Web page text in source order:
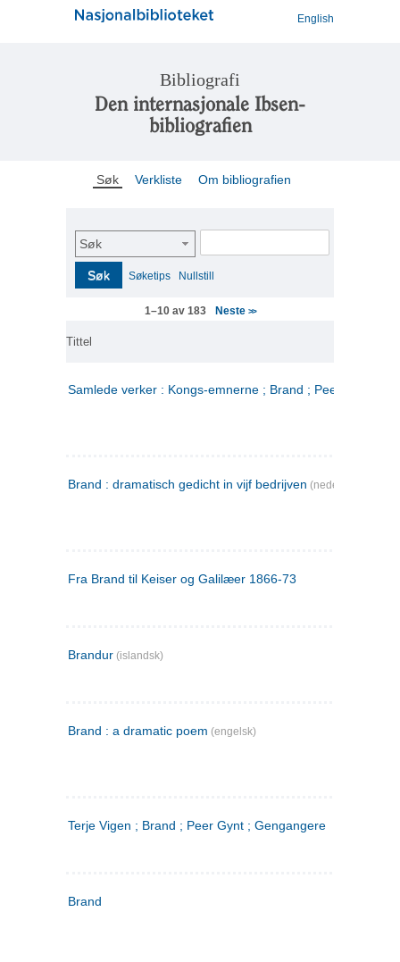
English
Bibliografi
Den internasjonale Ibsen-
bibliografien
Søk Verkliste Om bibliografien
Søk
Søk Søketips Nullstill
1–10 av 183 Neste >>
Tittel
Samlede verker : Kongs-emnerne ; Brand ; Peer Gynt. 2
Brand : dramatisch gedicht in vijf bedrijven (nederlandsk)
Fra Brand til Keiser og Galilæer 1866-73
Brandur (islandsk)
Brand : a dramatic poem (engelsk)
Terje Vigen ; Brand ; Peer Gynt ; Gengangere
Brand